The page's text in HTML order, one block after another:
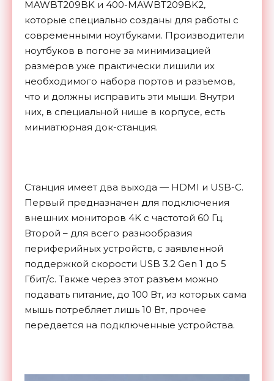
MAWBT209BK и 400-MAWBT209BK2,
которые специально созданы для работы с
современными ноутбуками. Производители
ноутбуков в погоне за минимизацией
размеров уже практически лишили их
необходимого набора портов и разъемов,
что и должны исправить эти мыши. Внутри
них, в специальной нише в корпусе, есть
миниатюрная док-станция.
Станция имеет два выхода — HDMI и USB-C.
Первый предназначен для подключения
внешних мониторов 4K с частотой 60 Гц.
Второй – для всего разнообразия
периферийных устройств, с заявленной
поддержкой скорости USB 3.2 Gen 1 до 5
Гбит/с. Также через этот разъем можно
подавать питание, до 100 Вт, из которых сама
мышь потребляет лишь 10 Вт, прочее
передается на подключенные устройства.